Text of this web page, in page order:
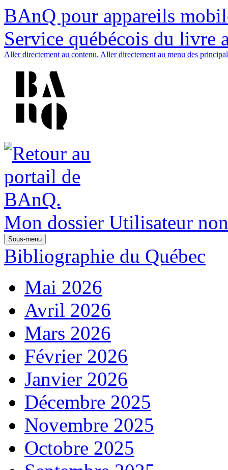
BAnQ pour appareils
Service québécois du livre
Aller directement au contenu. Aller directement au menu des
Mon dossier Utilisateur
Sous-menu
Bibliographie du Québec
Mai 2026
Avril 2026
Mars 2026
Février 2026
Janvier 2026
Décembre 2025
Novembre 2025
Octobre 2025